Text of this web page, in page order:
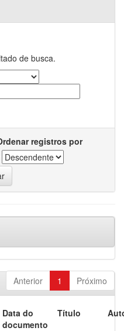
de busca.
registros por
Anterior 1 Próximo
Data do
documento
Título